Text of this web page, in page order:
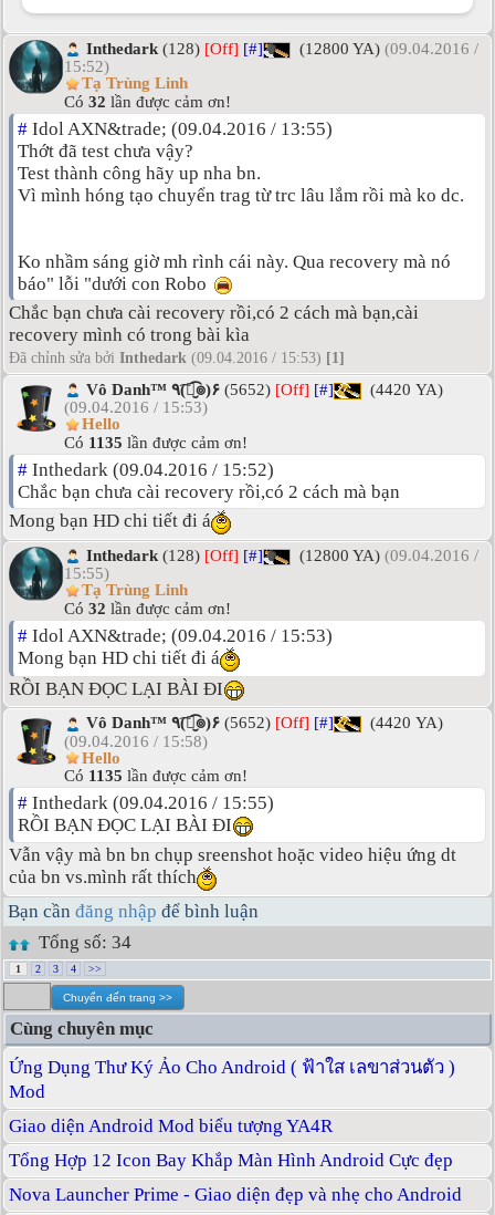
Inthedark (128) [Off] [#] (12800 YA) (09.04.2016 /
15:52)
Tạ Trùng Linh
Có 32 lần được cảm ơn!
# Idol AXN&trade; (09.04.2016 / 13:55)
Thớt đã test chưa vậy?
Test thành công hãy up nha bn.
Vì mình hóng tạo chuyển trag từ trc lâu lắm rồi mà ko dc.
Ko nhầm sáng giờ mh rình cái này. Qua recovery mà nó
báo" lỗi "dưới con Robo
Chắc bạn chưa cài recovery rồi,có 2 cách mà bạn,cài
recovery mình có trong bài kìa
Đã chỉnh sửa bởi Inthedark (09.04.2016 / 15:53) [1]
Vô Danh™ ٩(͡๏̮͡๏)۶ (5652) [Off] [#]
(4420 YA)
(09.04.2016 / 15:53)
Hello
Có 1135 lần được cảm ơn!
# Inthedark (09.04.2016 / 15:52)
Chắc bạn chưa cài recovery rồi,có 2 cách mà bạn
Mong bạn HD chi tiết đi á
Inthedark (128) [Off] [#] (12800 YA) (09.04.2016 /
15:55)
Tạ Trùng Linh
Có 32 lần được cảm ơn!
# Idol AXN&trade; (09.04.2016 / 15:53)
Mong bạn HD chi tiết đi á
RỒI BẠN ĐỌC LẠI BÀI ĐI
Vô Danh™ ٩(͡๏̮͡๏)۶ (5652) [Off] [#]
(4420 YA)
(09.04.2016 / 15:58)
Hello
Có 1135 lần được cảm ơn!
# Inthedark (09.04.2016 / 15:55)
RỒI BẠN ĐỌC LẠI BÀI ĐI
Vẫn vậy mà bn bn chụp sreenshot hoặc video hiệu ứng dt
của bn vs.mình rất thích
Bạn cần đăng nhập để bình luận
Tổng số: 34
1 2 3 4 >>
Cùng chuyên mục
Ứng Dụng Thư Ký Ảo Cho Android ( ฟ้าใส เลขาส่วนตัว )
Mod
Giao diện Android Mod biểu tượng YA4R
Tổng Hợp 12 Icon Bay Khắp Màn Hình Android Cực đẹp
Nova Launcher Prime - Giao diện đẹp và nhẹ cho Android